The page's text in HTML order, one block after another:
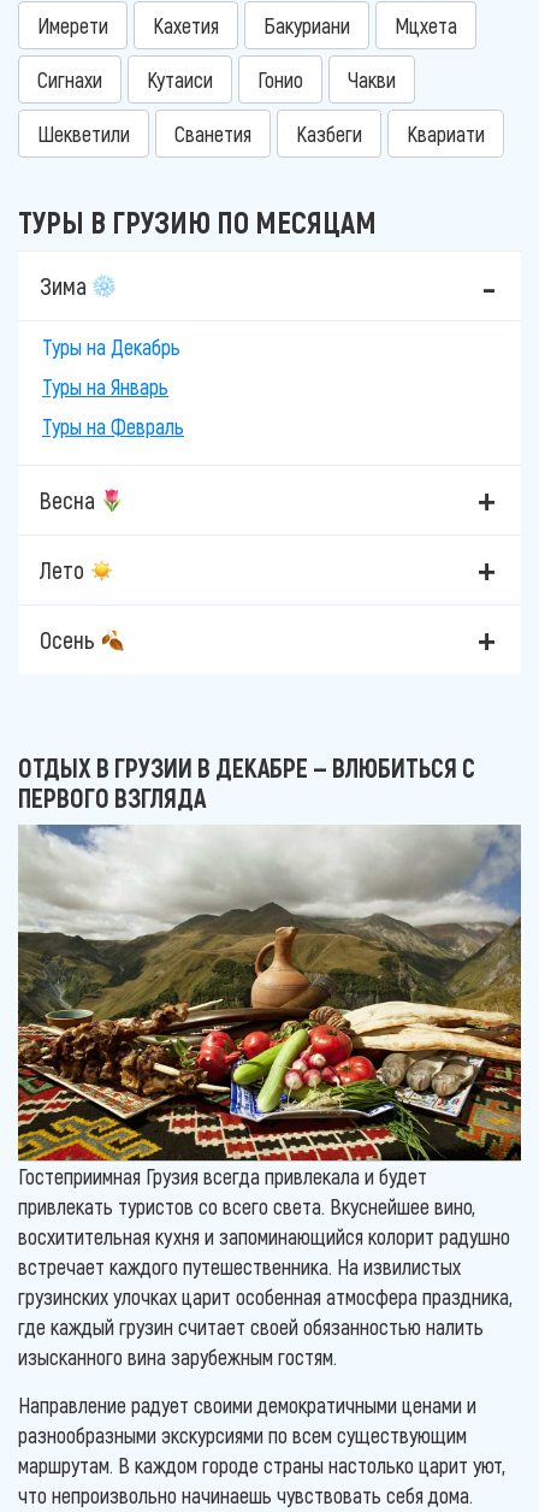
Имерети Кахетия Бакуриани Мцхета
Сигнахи Кутаиси Гонио Чакви
Шекветили Сванетия Казбеги Квариати
ТУРЫ В ГРУЗИЮ ПО МЕСЯЦАМ
Зима
Туры на Декабрь
Туры на Январь
Туры на Февраль
Весна
Лето
Осень
ОТДЫХ В ГРУЗИИ В ДЕКАБРЕ — ВЛЮБИТЬСЯ С
ПЕРВОГО ВЗГЛЯДА
Гостеприимная Грузия всегда привлекала и будет
привлекать туристов со всего света. Вкуснейшее вино,
восхитительная кухня и запоминающийся колорит радушно
встречает каждого путешественника. На извилистых
грузинских улочках царит особенная атмосфера праздника,
где каждый грузин считает своей обязанностью налить
изысканного вина зарубежным гостям.
Направление радует своими демократичными ценами и
разнообразными экскурсиями по всем существующим
маршрутам. В каждом городе страны настолько царит уют,
что непроизвольно начинаешь чувствовать себя дома.